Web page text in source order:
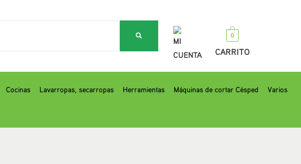
MI
CUENTA
0
CARRITO
Cocinas ⁠Lavarropas, secarropas Herramientas Máquinas de cortar Césped Varios